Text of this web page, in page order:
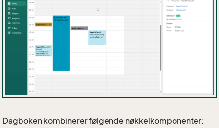
Dagboken kombinerer følgende nøkkelkomponenter: